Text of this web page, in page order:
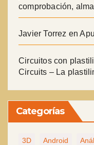
comprobación,
Javier Torrez en
Circuitos con
Circuits – La
Categorías
3D Android